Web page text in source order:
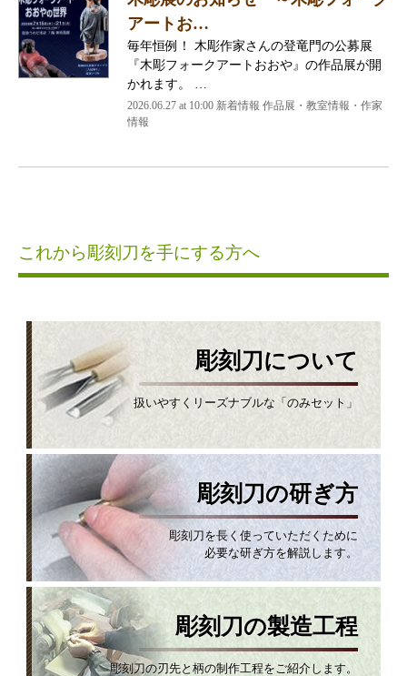
アートお…
毎年恒例！ 木彫作家さんの登竜門の公募展
『木彫フォークアートおおや』の作品展が開
かれます。 …
2026.06.27 at 10:00 新着情報 作品展・教室情報・作家
情報
これから彫刻刀を手にする方へ
彫刻刀について
扱いやすくリーズナブルな「のみセット」
彫刻刀の研ぎ方
彫刻刀を長く使っていただくために
必要な研ぎ方を解説します。
彫刻刀の製造工程
彫刻刀の刃先と柄の制作工程をご紹介します。